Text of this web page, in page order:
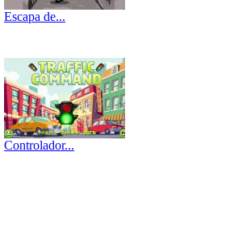
Escapa de...
Controlador...